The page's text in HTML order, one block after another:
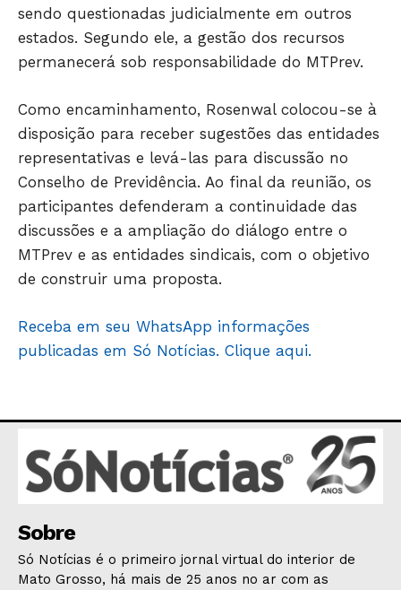
sendo questionadas judicialmente em outros
estados. Segundo ele, a gestão dos recursos
permanecerá sob responsabilidade do MTPrev.
Como encaminhamento, Rosenwal colocou-se à
disposição para receber sugestões das entidades
representativas e levá-las para discussão no
Conselho de Previdência. Ao final da reunião, os
participantes defenderam a continuidade das
discussões e a ampliação do diálogo entre o
MTPrev e as entidades sindicais, com o objetivo
de construir uma proposta.
Receba em seu WhatsApp informações
publicadas em Só Notícias. Clique aqui.
Sobre
Só Notícias é o primeiro jornal virtual do interior de
Mato Grosso, há mais de 25 anos no ar com as